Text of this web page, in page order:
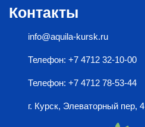
Контакты
info@aquila-kursk.ru
Телефон: +7 4712 32-10-00
Телефон: +7 4712 78-53-44
г. Курск, Элеваторный пер, 4